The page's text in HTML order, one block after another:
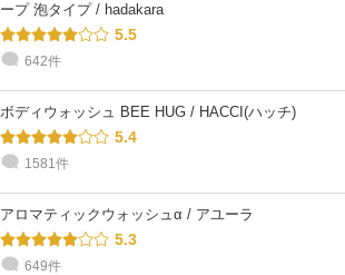
ープ 泡タイプ / hadakara
5.5
642件
ボディウォッシュ BEE HUG / HACCI(ハッチ)
5.4
1581件
アロマティックウォッシュα / アユーラ
5.3
649件